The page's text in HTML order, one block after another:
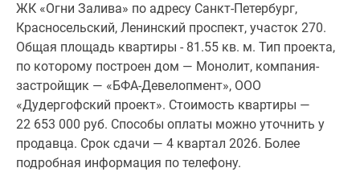
ЖК «Огни Залива» по адресу Санкт-Петербург,
Красносельский, Ленинский проспект, участок 270.
Общая площадь квартиры - 81.55 кв. м. Тип проекта,
по которому построен дом — Монолит, компания-
застройщик — «БФА-Девелопмент», ООО
«Дудергофский проект». Стоимость квартиры —
22 653 000 руб. Способы оплаты можно уточнить у
продавца. Срок сдачи — 4 квартал 2026. Более
подробная информация по телефону.